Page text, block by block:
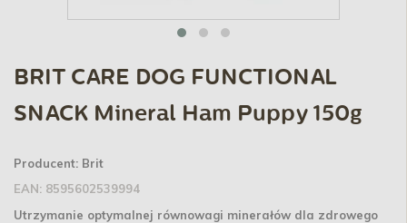
BRIT CARE DOG FUNCTIONAL
SNACK Mineral Ham Puppy 150g
Producent: Brit
EAN: 8595602539994
Utrzymanie optymalnej równowagi minerałów dla zdrowego